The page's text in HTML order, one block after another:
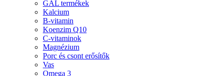
GAL termékek
Kalcium
B-vitamin
Koenzim Q10
C-vitaminok
Magnézium
Porc és csont erősítők
Vas
Omega 3